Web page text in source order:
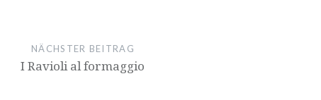
NÄCHSTER BEITRAG
I Ravioli al formaggio